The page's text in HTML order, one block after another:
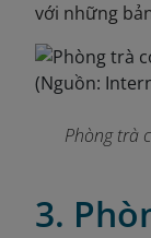
với những
Phòng trà
3.